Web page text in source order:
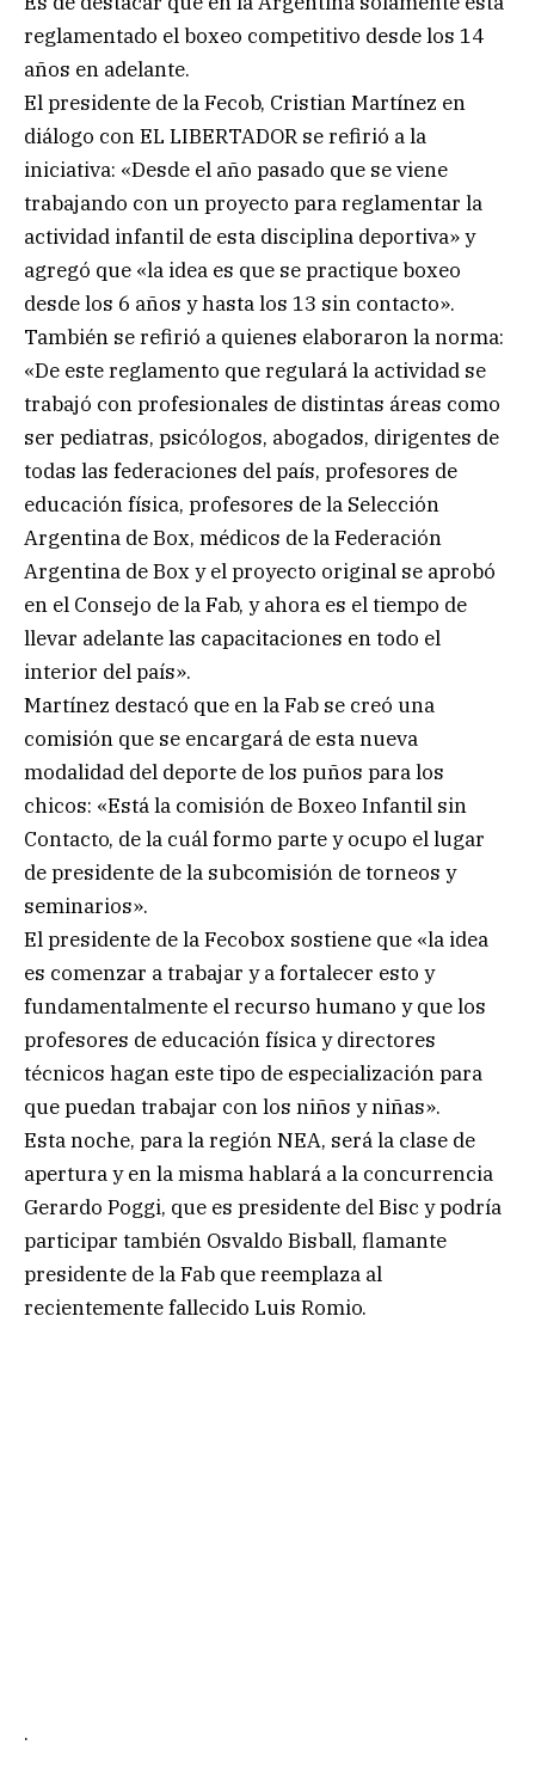
reglamentado el boxeo competitivo desde los 14
años en adelante.
El presidente de la Fecob, Cristian Martínez en
diálogo con EL LIBERTADOR se refirió a la
iniciativa: «Desde el año pasado que se viene
trabajando con un proyecto para reglamentar la
actividad infantil de esta disciplina deportiva» y
agregó que «la idea es que se practique boxeo
desde los 6 años y hasta los 13 sin contacto».
También se refirió a quienes elaboraron la norma:
«De este reglamento que regulará la actividad se
trabajó con profesionales de distintas áreas como
ser pediatras, psicólogos, abogados, dirigentes de
todas las federaciones del país, profesores de
educación física, profesores de la Selección
Argentina de Box, médicos de la Federación
Argentina de Box y el proyecto original se aprobó
en el Consejo de la Fab, y ahora es el tiempo de
llevar adelante las capacitaciones en todo el
interior del país».
Martínez destacó que en la Fab se creó una
comisión que se encargará de esta nueva
modalidad del deporte de los puños para los
chicos: «Está la comisión de Boxeo Infantil sin
Contacto, de la cuál formo parte y ocupo el lugar
de presidente de la subcomisión de torneos y
seminarios».
El presidente de la Fecobox sostiene que «la idea
es comenzar a trabajar y a fortalecer esto y
fundamentalmente el recurso humano y que los
profesores de educación física y directores
técnicos hagan este tipo de especialización para
que puedan trabajar con los niños y niñas».
Esta noche, para la región NEA, será la clase de
apertura y en la misma hablará a la concurrencia
Gerardo Poggi, que es presidente del Bisc y podría
participar también Osvaldo Bisball, flamante
presidente de la Fab que reemplaza al
recientemente fallecido Luis Romio.
.